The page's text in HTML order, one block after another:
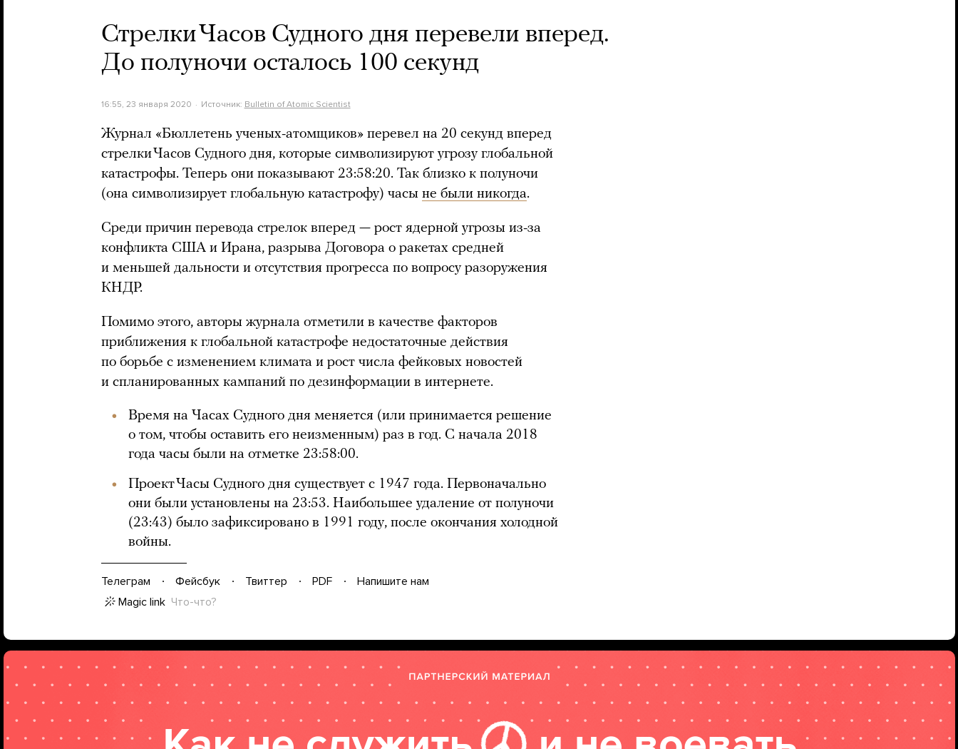
Стрелки Часов Судного дня перевели вперед.
До полуночи осталось 100 секунд
16:55, 23 января 2020 Источник: Bulletin of Atomic Scientist
Журнал «Бюллетень ученых-атомщиков» перевел на 20 секунд вперед
стрелки Часов Судного дня, которые символизируют угрозу глобальной
катастрофы. Теперь они показывают 23:58:20. Так близко к полуночи
(она символизирует глобальную катастрофу) часы не были никогда.
Среди причин перевода стрелок вперед — рост ядерной угрозы из-за
конфликта США и Ирана, разрыва Договора о ракетах средней
и меньшей дальности и отсутствия прогресса по вопросу разоружения
КНДР.
Помимо этого, авторы журнала отметили в качестве факторов
приближения к глобальной катастрофе недостаточные действия
по борьбе с изменением климата и рост числа фейковых новостей
и спланированных кампаний по дезинформации в интернете.
Время на Часах Судного дня меняется (или принимается решение
о том, чтобы оставить его неизменным) раз в год. С начала 2018
года часы были на отметке 23:58:00.
Проект Часы Судного дня существует с 1947 года. Первоначально
они были установлены на 23:53. Наибольшее удаление от полуночи
(23:43) было зафиксировано в 1991 году, после окончания холодной
войны.
Телеграм Фейсбук Твиттер PDF
Напишите нам
Magic link Что-что?